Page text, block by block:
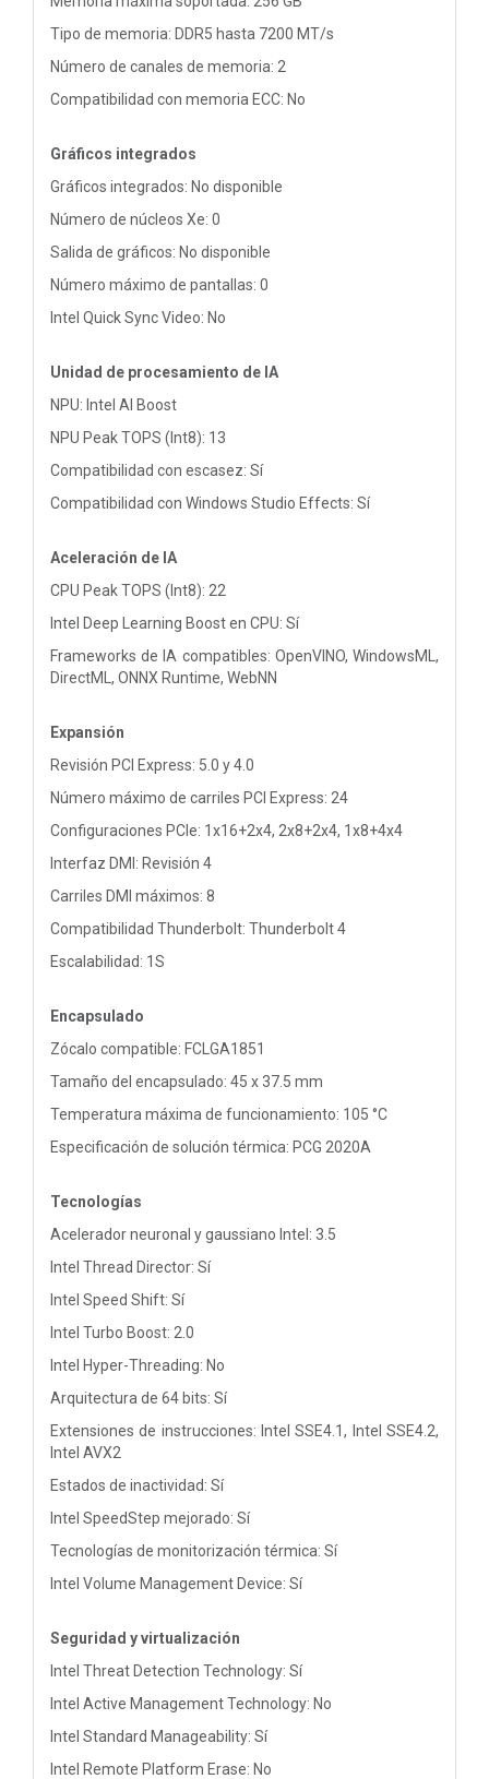
Tipo de memoria: DDR5 hasta 7200 MT/s
Número de canales de memoria: 2
Compatibilidad con memoria ECC: No
Gráficos integrados
Gráficos integrados: No disponible
Número de núcleos Xe: 0
Salida de gráficos: No disponible
Número máximo de pantallas: 0
Intel Quick Sync Video: No
Unidad de procesamiento de IA
NPU: Intel AI Boost
NPU Peak TOPS (Int8): 13
Compatibilidad con escasez: Sí
Compatibilidad con Windows Studio Effects: Sí
Aceleración de IA
CPU Peak TOPS (Int8): 22
Intel Deep Learning Boost en CPU: Sí
Frameworks de IA compatibles: OpenVINO, WindowsML,
DirectML, ONNX Runtime, WebNN
Expansión
Revisión PCI Express: 5.0 y 4.0
Número máximo de carriles PCI Express: 24
Configuraciones PCIe: 1x16+2x4, 2x8+2x4, 1x8+4x4
Interfaz DMI: Revisión 4
Carriles DMI máximos: 8
Compatibilidad Thunderbolt: Thunderbolt 4
Escalabilidad: 1S
Encapsulado
Zócalo compatible: FCLGA1851
Tamaño del encapsulado: 45 x 37.5 mm
Temperatura máxima de funcionamiento: 105 °C
Especificación de solución térmica: PCG 2020A
Tecnologías
Acelerador neuronal y gaussiano Intel: 3.5
Intel Thread Director: Sí
Intel Speed Shift: Sí
Intel Turbo Boost: 2.0
Intel Hyper-Threading: No
Arquitectura de 64 bits: Sí
Extensiones de instrucciones: Intel SSE4.1, Intel SSE4.2,
Intel AVX2
Estados de inactividad: Sí
Intel SpeedStep mejorado: Sí
Tecnologías de monitorización térmica: Sí
Intel Volume Management Device: Sí
Seguridad y virtualización
Intel Threat Detection Technology: Sí
Intel Active Management Technology: No
Intel Standard Manageability: Sí
Intel Remote Platform Erase: No